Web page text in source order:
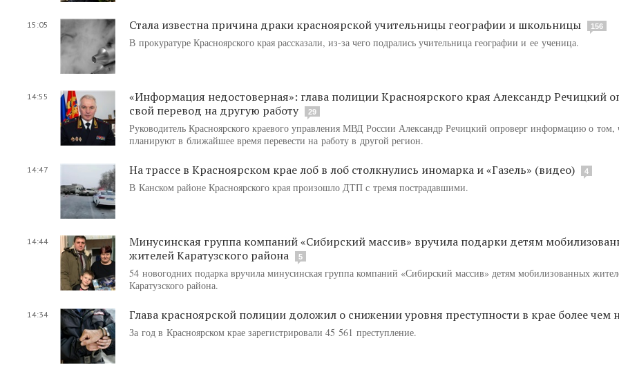
15:05 Стала известна причина драки красноярской учительницы географии и школьницы 156
В прокуратуре Красноярского края рассказали, из-за чего подрались учительница географии и ее ученица.
14:55
«Информация недостоверная»: глава полиции Красноярского края Александр Речицкий
свой перевод на другую работу
29
Руководитель Красноярского краевого управления МВД России Александр Речицкий опроверг информацию о том,
планируют в ближайшее время перевести на работу в другой регион.
14:47 На трассе в Красноярском крае лоб в лоб столкнулись иномарка и «Газель» (видео) 4
В Канском районе Красноярского края произошло ДТП с тремя пострадавшими.
14:44
Минусинская группа компаний «Сибирский массив» вручила подарки детям
жителей Каратузского района
5
54 новогодних подарка вручила минусинская группа компаний «Сибирский массив» детям мобилизованных
Каратузского района.
14:34 Глава красноярской полиции доложил о снижении уровня преступности в крае более чем
За год в Красноярском крае зарегистрировали 45 561 преступление.